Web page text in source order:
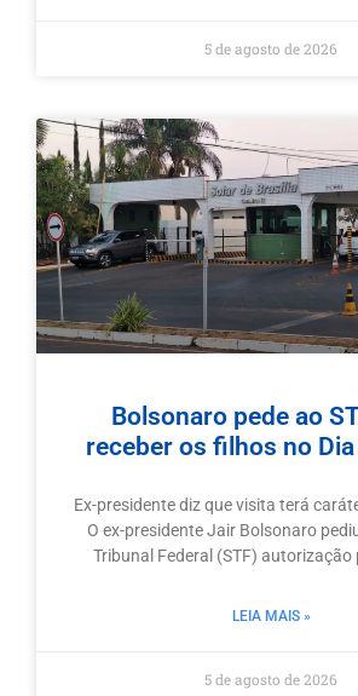
5 de agosto de 2026
Bolsonaro pede ao
receber os filhos no
Ex-presidente diz que visita terá
O ex-presidente Jair Bolsonaro
Tribunal Federal (STF) autorização
LEIA MAIS »
5 de agosto de 2026